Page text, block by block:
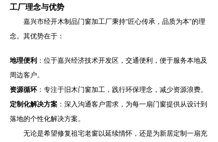
工厂理念与优势
嘉兴市经开木制品门窗加工厂秉持“匠心传承，品质为本”的理
念。其优势在于：
地理便利 ：位于嘉兴经济技术开发区，交通便利，便于服务本地及
周边客户。
资源循环：专注于旧木门窗加工，践行环保理念，减少资源浪费。
定制化解决方案 ：深入沟通客户需求，为每一扇门窗提供从设计到
落地的个性化解决方案。
无论是希望修复祖宅老窗以延续情怀，还是为新居定制一扇充